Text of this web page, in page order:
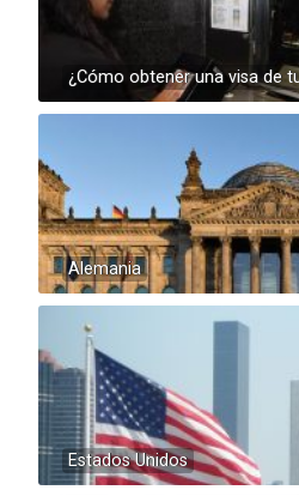
¿Cómo obtener una visa de
Alemania
Estados Unidos